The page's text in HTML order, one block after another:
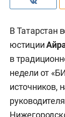
В Татарстан
юстиции
в
недели от
источников,